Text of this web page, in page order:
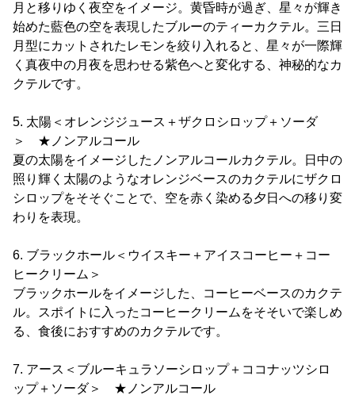
月と移りゆく夜空をイメージ。黄昏時が過ぎ、星々が輝き
始めた藍色の空を表現したブルーのティーカクテル。三日
月型にカットされたレモンを絞り入れると、星々が一際輝
く真夜中の月夜を思わせる紫色へと変化する、神秘的なカ
クテルです。
5. 太陽＜オレンジジュース＋ザクロシロップ＋ソーダ
＞ ★ノンアルコール
夏の太陽をイメージしたノンアルコールカクテル。日中の
照り輝く太陽のようなオレンジベースのカクテルにザクロ
シロップをそそぐことで、空を赤く染める夕日への移り変
わりを表現。
6. ブラックホール＜ウイスキー＋アイスコーヒー＋コー
ヒークリーム＞
ブラックホールをイメージした、コーヒーベースのカクテ
ル。スポイトに入ったコーヒークリームをそそいで楽しめ
る、食後におすすめのカクテルです。
7. アース＜ブルーキュラソーシロップ＋ココナッツシロ
ップ＋ソーダ＞ ★ノンアルコール